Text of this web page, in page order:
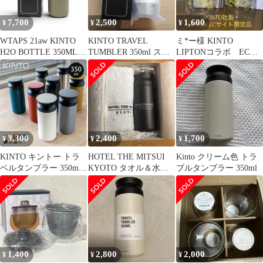
¥ 7,700
WTAPS 21aw KINTO
H2O BOTTLE 350ML
OLIVE 箱有 ダブルタ
ップス キントー エイチ
2オー ボトル タンブラ
ー 水筒 大名店
¥2,500
KINTO TRAVEL
TUMBLER 350ml ステ
ンレス製 タンブラー
¥ 1,600
ミ*ー様 KINTO
LIPTONコラボ EC限
定品 耐熱ダブルウォ
ール ペアタ
¥3,300
KINTO キントー トラ
ベルタンブラー 350ml
（ 水筒 ステンレス ス
クリュー TRAVEL
TUMBLER 保冷 保温
直飲み おしゃれ 真空二
重構造 ステンレスボト
ル 直のみ マグボトル
タンブラー マグ ボトル
コーヒー )
¥2,400
HOTEL THE MITSUI
KYOTO タオル＆水筒
セット
¥1,700
Kinto クリーム色 トラ
ブルタンブラー 350ml
¥ 1,400 ¥2,800 ¥2,000